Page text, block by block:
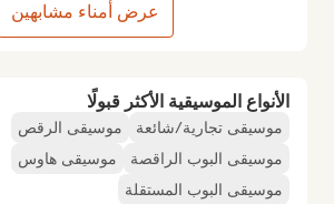
الأنواع الموسيقية الأكثر قبولًا
موسيقى تجارية/شائعة
موسيقى الرقص
موسيقى البوب الراقصة
موسيقى هاوس
موسيقى البوب المستقلة
عرض أمناء مشابهين